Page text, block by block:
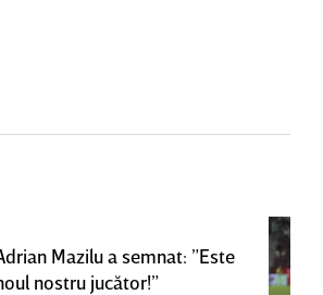
Mazilu a semnat: ”Este
nostru jucător!”